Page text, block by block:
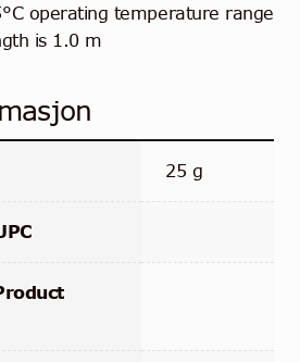
operating temperature range
is 1.0 m
25 g